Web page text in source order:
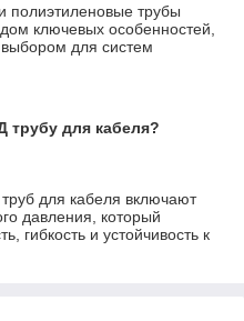
трубы
ключевых особенностей,
для систем
трубу для кабеля?
для кабеля включают
давления, который
гибкость и устойчивость к